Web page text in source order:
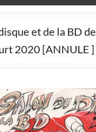
et de la BD de
2020 [ANNULE ]